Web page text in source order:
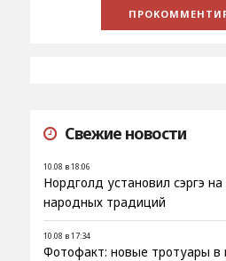
Свежие новости
10.08 в 18:06
Нордголд установил сэргэ
народных традиций
10.08 в 17:34
Фотофакт: новые тротуары в